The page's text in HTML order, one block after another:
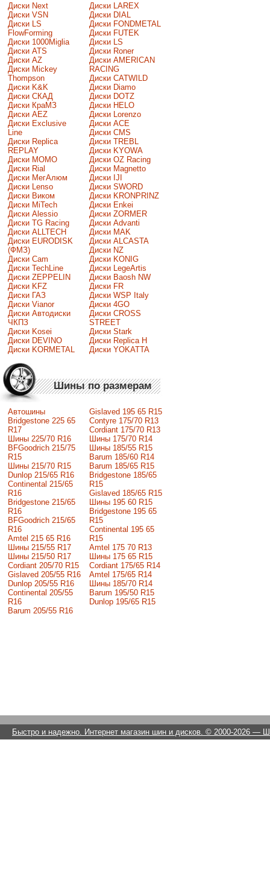
Диски Next
Диски VSN
Диски LS
FlowForming
Диски 1000Miglia
Диски ATS
Диски AZ
Диски Mickey
Thompson
Диски K&K
Диски СКАД
Диски КраМЗ
Диски AEZ
Диски Exclusive
Line
Диски Replica
REPLAY
Диски MOMO
Диски Rial
Диски МегАлюм
Диски Lenso
Диски Виком
Диски MiTech
Диски Alessio
Диски TG Racing
Диски ALLTECH
Диски EURODISK
(ФМЗ)
Диски Cam
Диски TechLine
Диски ZEPPELIN
Диски KFZ
Диски ГАЗ
Диски Vianor
Диски Автодиски
ЧКПЗ
Диски Kosei
Диски DEVINO
Диски KORMETAL
Диски LAREX
Диски DIAL
Диски FONDMETAL
Диски FUTEK
Диски LS
Диски Roner
Диски AMERICAN
RACING
Диски CATWILD
Диски Diamo
Диски DOTZ
Диски HELO
Диски Lorenzo
Диски ACE
Диски CMS
Диски TREBL
Диски KYOWA
Диски OZ Racing
Диски Magnetto
Диски IJI
Диски SWORD
Диски KRONPRINZ
Диски Enkei
Диски ZORMER
Диски Advanti
Диски MAK
Диски ALCASTA
Диски NZ
Диски KONIG
Диски LegeArtis
Диски Baosh NW
Диски FR
Диски WSP Italy
Диски 4GO
Диски CROSS
STREET
Диски Stark
Диски Replica H
Диски YOKATTA
Шины по размерам
Автошины
Bridgestone 225 65
R17
Шины 225/70 R16
BFGoodrich 215/75
R15
Шины 215/70 R15
Dunlop 215/65 R16
Continental 215/65
R16
Bridgestone 215/65
R16
BFGoodrich 215/65
R16
Amtel 215 65 R16
Шины 215/55 R17
Шины 215/50 R17
Сordiant 205/70 R15
Gislaved 205/55 R16
Dunlop 205/55 R16
Continental 205/55
R16
Barum 205/55 R16
Gislaved 195 65 R15
Contyre 175/70 R13
Cordiant 175/70 R13
Шины 175/70 R14
Шины 185/55 R15
Barum 185/60 R14
Barum 185/65 R15
Bridgestone 185/65
R15
Gislaved 185/65 R15
Шины 195 60 R15
Bridgestone 195 65
R15
Continental 195 65
R15
Amtel 175 70 R13
Шины 175 65 R15
Cordiant 175/65 R14
Amtel 175/65 R14
Шины 185/70 R14
Barum 195/50 R15
Dunlop 195/65 R15
Быстро и надежно. Интернет магазин шин и дисков. © 2000-2026 —